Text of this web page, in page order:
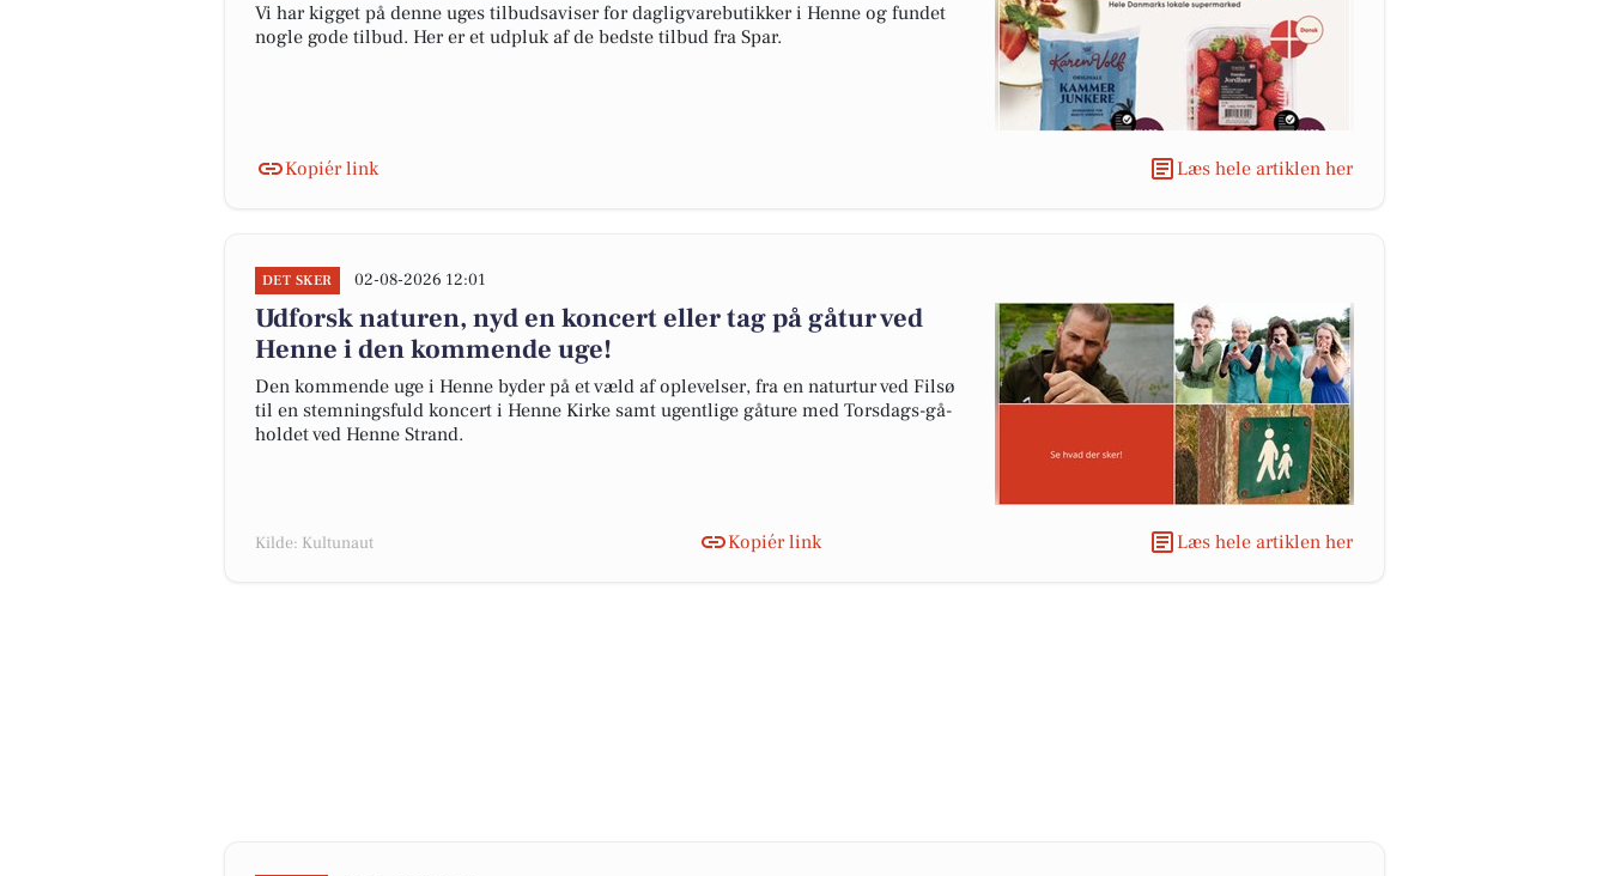
Vi har kigget på denne uges tilbudsaviser for dagligvarebutikker i Henne og fundet
nogle gode tilbud. Her er et udpluk af de bedste tilbud fra Spar.
Kopiér link Læs hele artiklen her
DET SKER 02-08-2026 12:01
Udforsk naturen, nyd en koncert eller tag på gåtur ved
Henne i den kommende uge!
Den kommende uge i Henne byder på et væld af oplevelser, fra en naturtur ved Filsø
til en stemningsfuld koncert i Henne Kirke samt ugentlige gåture med Torsdags-gå-
holdet ved Henne Strand.
Kilde: Kultunaut Kopiér link Læs hele artiklen her